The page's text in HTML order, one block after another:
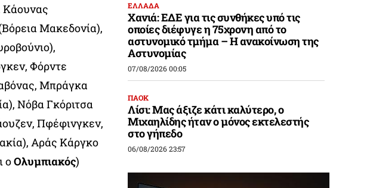
Κάουνας
Μακεδονία),
Φόρντε
Μπράγκα
Νόβα Γκόριτσα
Πφέφινγκεν,
Αράς Κάργκο
οΟλυμπιακός)
ΕΛΛΑΔΑ
Χανιά: ΕΔΕ για τις συνθήκες υπό τις
οποίες διέφυγε η 75χρονη από το
αστυνομικό τμήμα – Η ανακοίνωση της
Αστυνομίας
07/08/2026 00:05
ΠΑΟΚ
Λίσι: Μας άξιζε κάτι καλύτερο, ο
Μιχαηλίδης ήταν ο μόνος εκτελεστής
στο γήπεδο
06/08/2026 23:57